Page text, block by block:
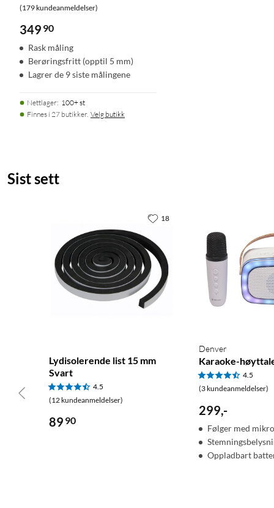
2x AAA-batterier
Oppbevaringsetui
Bruksanvisning
(179 kundeanmeldelser)
349 90
Rask måling
Berøringsfritt (opptil 5 mm)
Lagrer de 9 siste målingene
Nettlager: 100+ st
Finnes i 27 butikker. Velg butikk
Sist sett
Lydisolerende list 15 mm
Svart
4.5
(12 kundeanmeldelser)
89 90
18
Denver
Karaoke-
4.5
(3 kundeanmeldelser)
299,-
Følger med
Oppladbart